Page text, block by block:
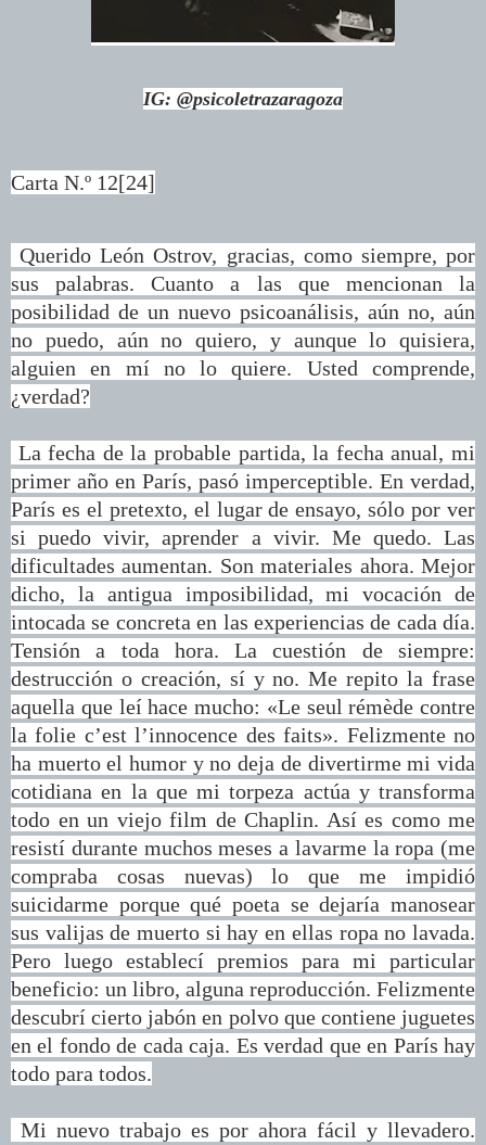
IG: @psicoletrazaragoza
Carta N.º 12[24]
Querido León Ostrov, gracias, como siempre, por
sus palabras. Cuanto a las que mencionan la
posibilidad de un nuevo psicoanálisis, aún no, aún
no puedo, aún no quiero, y aunque lo quisiera,
alguien en mí no lo quiere. Usted comprende,
¿verdad?
La fecha de la probable partida, la fecha anual, mi
primer año en París, pasó imperceptible. En verdad,
París es el pretexto, el lugar de ensayo, sólo por ver
si puedo vivir, aprender a vivir. Me quedo. Las
dificultades aumentan. Son materiales ahora. Mejor
dicho, la antigua imposibilidad, mi vocación de
intocada se concreta en las experiencias de cada día.
Tensión a toda hora. La cuestión de siempre:
destrucción o creación, sí y no. Me repito la frase
aquella que leí hace mucho: «Le seul rémède contre
la folie c’est l’innocence des faits». Felizmente no
ha muerto el humor y no deja de divertirme mi vida
cotidiana en la que mi torpeza actúa y transforma
todo en un viejo film de Chaplin. Así es como me
resistí durante muchos meses a lavarme la ropa (me
compraba cosas nuevas) lo que me impidió
suicidarme porque qué poeta se dejaría manosear
sus valijas de muerto si hay en ellas ropa no lavada.
Pero luego establecí premios para mi particular
beneficio: un libro, alguna reproducción. Felizmente
descubrí cierto jabón en polvo que contiene juguetes
en el fondo de cada caja. Es verdad que en París hay
todo para todos.
Mi nuevo trabajo es por ahora fácil y llevadero.